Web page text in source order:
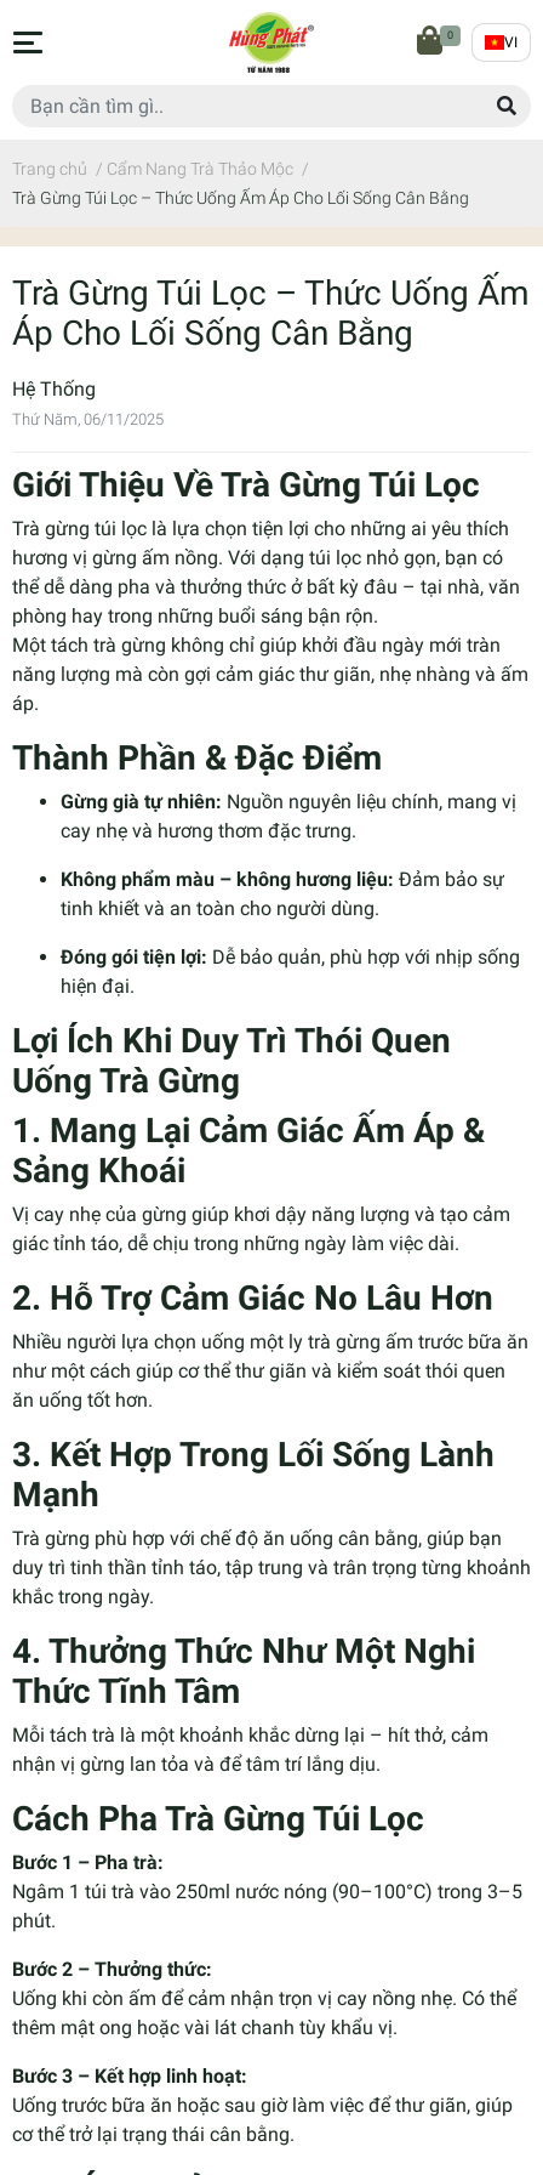
0 VI
Trang chủ / Cẩm Nang Trà Thảo Mộc /
Trà Gừng Túi Lọc – Thức Uống Ấm Áp Cho Lối Sống Cân Bằng
Trà Gừng Túi Lọc – Thức Uống Ấm
Áp Cho Lối Sống Cân Bằng
Hệ Thống
Thứ Năm, 06/11/2025
Giới Thiệu Về Trà Gừng Túi Lọc
Trà gừng túi lọc là lựa chọn tiện lợi cho những ai yêu thích
hương vị gừng ấm nồng. Với dạng túi lọc nhỏ gọn, bạn có
thể dễ dàng pha và thưởng thức ở bất kỳ đâu – tại nhà, văn
phòng hay trong những buổi sáng bận rộn.
Một tách trà gừng không chỉ giúp khởi đầu ngày mới tràn
năng lượng mà còn gợi cảm giác thư giãn, nhẹ nhàng và ấm
áp.
Thành Phần & Đặc Điểm
Gừng già tự nhiên: Nguồn nguyên liệu chính, mang vị
cay nhẹ và hương thơm đặc trưng.
Không phẩm màu – không hương liệu: Đảm bảo sự
tinh khiết và an toàn cho người dùng.
Đóng gói tiện lợi: Dễ bảo quản, phù hợp với nhịp sống
hiện đại.
Lợi Ích Khi Duy Trì Thói Quen
Uống Trà Gừng
1. Mang Lại Cảm Giác Ấm Áp &
Sảng Khoái
Vị cay nhẹ của gừng giúp khơi dậy năng lượng và tạo cảm
giác tỉnh táo, dễ chịu trong những ngày làm việc dài.
2. Hỗ Trợ Cảm Giác No Lâu Hơn
Nhiều người lựa chọn uống một ly trà gừng ấm trước bữa ăn
như một cách giúp cơ thể thư giãn và kiểm soát thói quen
ăn uống tốt hơn.
3. Kết Hợp Trong Lối Sống Lành
Mạnh
Trà gừng phù hợp với chế độ ăn uống cân bằng, giúp bạn
duy trì tinh thần tỉnh táo, tập trung và trân trọng từng khoảnh
khắc trong ngày.
4. Thưởng Thức Như Một Nghi
Thức Tĩnh Tâm
Mỗi tách trà là một khoảnh khắc dừng lại – hít thở, cảm
nhận vị gừng lan tỏa và để tâm trí lắng dịu.
Cách Pha Trà Gừng Túi Lọc
Bước 1 – Pha trà:
Ngâm 1 túi trà vào 250ml nước nóng (90–100°C) trong 3–5
phút.
Bước 2 – Thưởng thức:
Uống khi còn ấm để cảm nhận trọn vị cay nồng nhẹ. Có thể
thêm mật ong hoặc vài lát chanh tùy khẩu vị.
Bước 3 – Kết hợp linh hoạt:
Uống trước bữa ăn hoặc sau giờ làm việc để thư giãn, giúp
cơ thể trở lại trạng thái cân bằng.